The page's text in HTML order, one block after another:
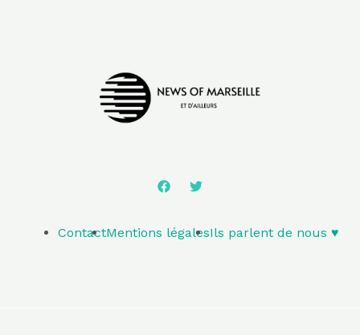
ContactMentions légalesIls parlent de nous ♥️